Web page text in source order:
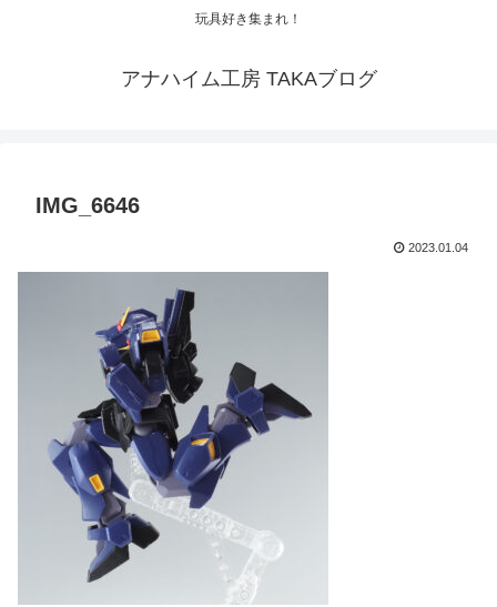
玩具好き集まれ！
アナハイム工房 TAKAブログ
IMG_6646
2023.01.04